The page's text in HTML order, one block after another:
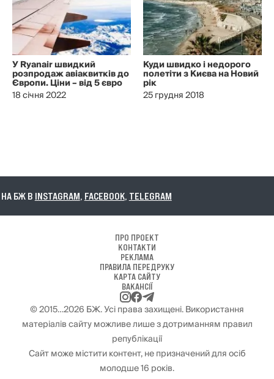
У Ryanair швидкий
розпродаж авіаквитків до
Європи. Ціни – від 5 євро
18 січня 2022
Куди швидко і недорого
полетіти з Києва на Новий
рік
25 грудня 2018
БЖ В INSTAGRAM,FACEBOOK,TELEGRAM
ПРО ПРОЕКТ
КОНТАКТИ
РЕКЛАМА
ПРАВИЛА ПЕРЕДРУКУ
КАРТА САЙТУ
ВАКАНСІЇ
© 2015…2026 БЖ. Усі права захищені. Використання
матеріалів сайту можливе лише з дотриманням правил
републікації
Сайт може містити контент, не призначений для осіб
молодше 16 років.